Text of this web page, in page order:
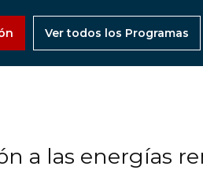
Ver todos los Programas
a las energías